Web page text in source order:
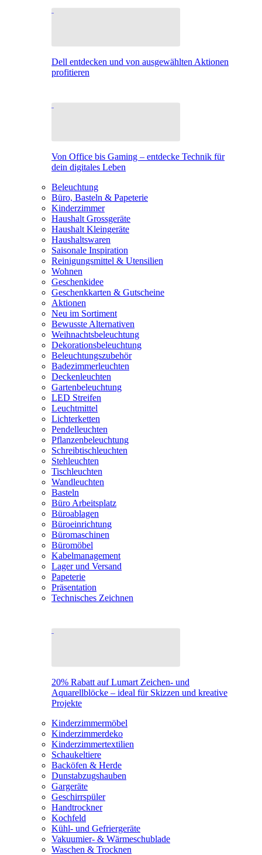
Dell entdecken und von ausgewählten Aktionen
profitieren
Von Office bis Gaming – entdecke Technik für
dein digitales Leben
Beleuchtung
Büro, Basteln & Papeterie
Kinderzimmer
Haushalt Grossgeräte
Haushalt Kleingeräte
Haushaltswaren
Saisonale Inspiration
Reinigungsmittel & Utensilien
Wohnen
Geschenkidee
Geschenkkarten & Gutscheine
Aktionen
Neu im Sortiment
Bewusste Alternativen
Weihnachtsbeleuchtung
Dekorationsbeleuchtung
Beleuchtungszubehör
Badezimmerleuchten
Deckenleuchten
Gartenbeleuchtung
LED Streifen
Leuchtmittel
Lichterketten
Pendelleuchten
Pflanzenbeleuchtung
Schreibtischleuchten
Stehleuchten
Tischleuchten
Wandleuchten
Basteln
Büro Arbeitsplatz
Büroablagen
Büroeinrichtung
Büromaschinen
Büromöbel
Kabelmanagement
Lager und Versand
Papeterie
Präsentation
Technisches Zeichnen
20% Rabatt auf Lumart Zeichen- und
Aquarellblöcke – ideal für Skizzen und kreative
Projekte
Kinderzimmermöbel
Kinderzimmerdeko
Kinderzimmertextilien
Schaukeltiere
Backöfen & Herde
Dunstabzugshauben
Gargeräte
Geschirrspüler
Handtrockner
Kochfeld
Kühl- und Gefriergeräte
Vakuumier- & Wärmeschublade
Waschen & Trocknen